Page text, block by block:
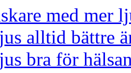
med mer
alltid bättre
bra för